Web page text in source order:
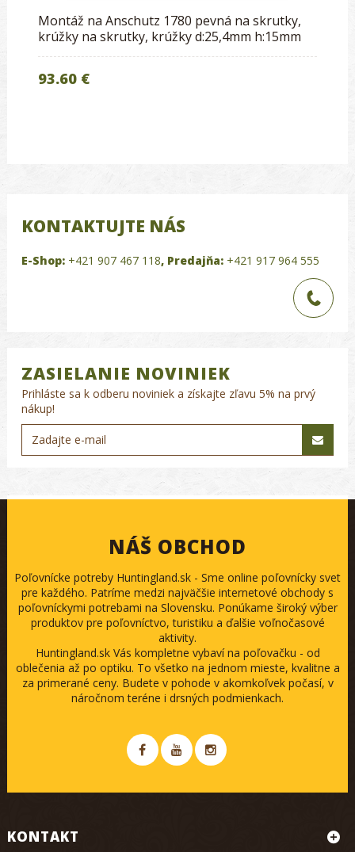
Montáž na Anschutz 1780 pevná na skrutky,
krúžky na skrutky, krúžky d:25,4mm h:15mm
93.60 €
KONTAKTUJTE NÁS
E-Shop: +421 907 467 118, Predajňa: +421 917 964 555
ZASIELANIE NOVINIEK
Prihláste sa k odberu noviniek a získajte zľavu 5% na prvý
nákup!
NÁŠ OBCHOD
Poľovnícke potreby Huntingland.sk - Sme online poľovnícky svet
pre každého. Patríme medzi najväčšie internetové obchody s
poľovníckymi potrebami na Slovensku. Ponúkame široký výber
produktov pre poľovníctvo, turistiku a ďalšie voľnočasové
aktivity.
Huntingland.sk Vás kompletne vybaví na poľovačku - od
oblečenia až po optiku. To všetko na jednom mieste, kvalitne a
za primerané ceny. Budete v pohode v akomkoľvek počasí, v
náročnom teréne i drsných podmienkach.
KONTAKT